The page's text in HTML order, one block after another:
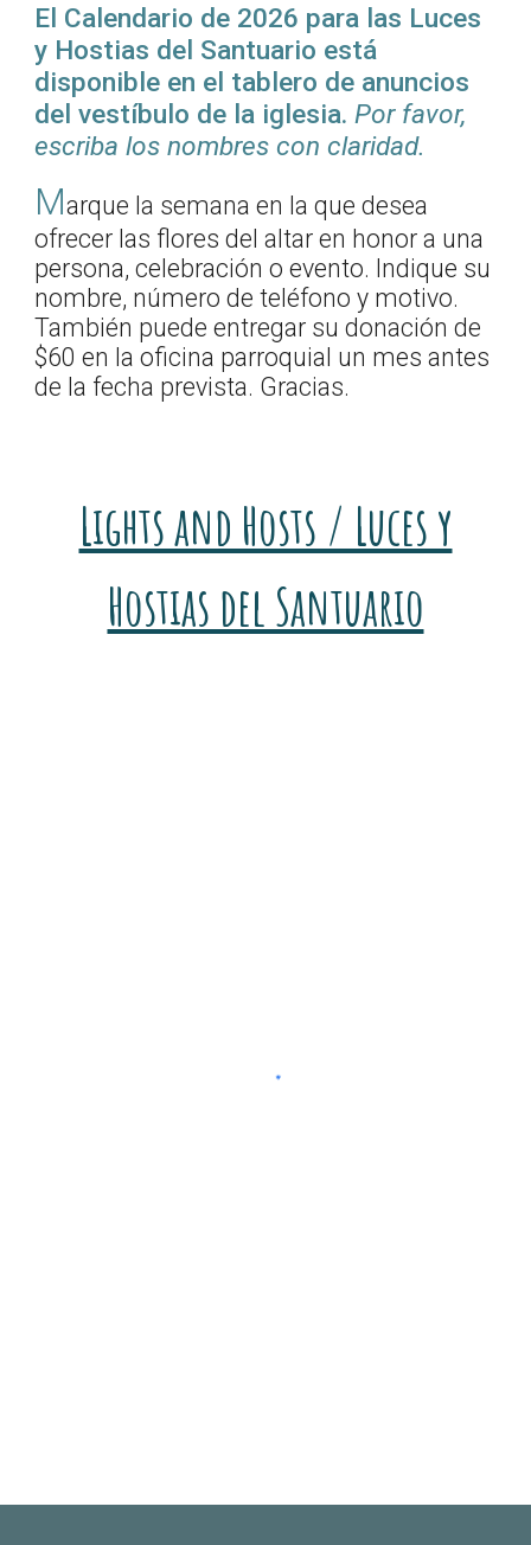
El Calendario de 2026 para las Luces
y Hostias del Santuario está
disponible en el tablero de anuncios
del vestíbulo de la iglesia.Por favor,
escriba los nombres con claridad.
Marque la semana en la que desea
ofrecer las flores del altar en honor a una
persona, celebración o evento. Indique su
nombre, número de teléfono y motivo.
También puede entregar su donación de
$60 en la oficina parroquial un mes antes
de la fecha prevista. Gracias.
Lights and Hosts / Luces y
Hostias del Santuario